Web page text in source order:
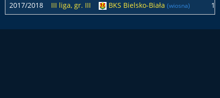
2017/2018
III liga, gr. III BKS Bielsko-Biała (wiosna) 10